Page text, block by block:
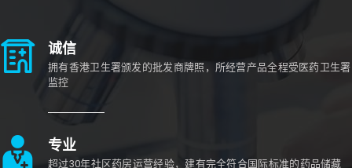
诚信
拥有香港卫生署颁发的批发商牌照，所经营产品全程受医药卫生署
监控
专业
超过30年社区药房运营经验，建有完全符合国际标准的药品储藏